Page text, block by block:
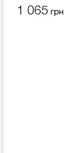
1 065 грн